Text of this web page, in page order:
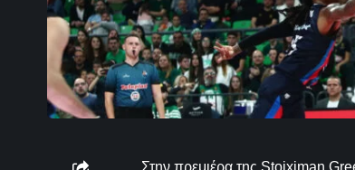
Στην πρεμιέρα της Stoiximan